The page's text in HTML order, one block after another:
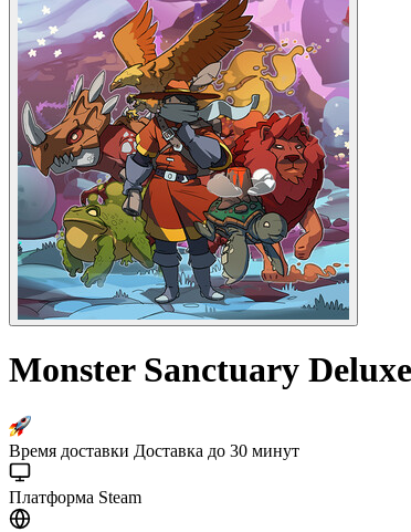
Monster Sanctuary
Время доставки Доставка до 30 минут
Платформа Steam